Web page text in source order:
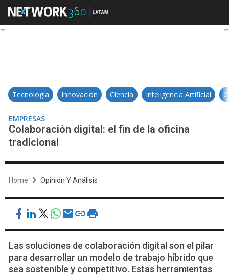
Colaboración digital: el fin de la
Tecnología Innovación Ciencia Inteligencia Artificial
EMPRESAS
Colaboración digital: el fin de la oficina
tradicional
Home Opinión Y Análisis
Las soluciones de colaboración digital son el pilar
para desarrollar un modelo de trabajo híbrido que
sea sostenible y competitivo. Estas herramientas